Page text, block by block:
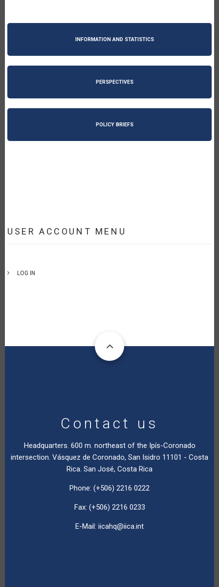
INFORMATION AND STATISTICS
PERSPECTIVES
POLICY BRIEFS
USER ACCOUNT MENU
LOG IN
Contact us
Headquarters. 600 m. northeast of the Ipís-Coronado
intersection. Vásquez de Coronado, San Isidro 11101 - Costa
Rica. San José, Costa Rica
Phone: (+506) 2216 0222
Fax: (+506) 2216 0233
E-Mail: iicahq@iica.int